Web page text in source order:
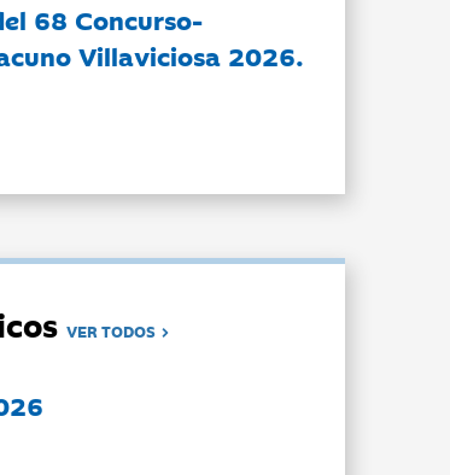
68 Concurso-
Villaviciosa 2026.
VER TODOS